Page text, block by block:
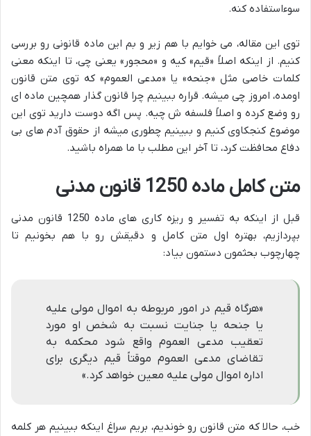
سوءاستفاده کنه.
توی این مقاله، می خوایم با هم زیر و بم این ماده قانونی رو بررسی
کنیم. از اینکه اصلاً «قیم» کیه و «محجور» یعنی چی، تا اینکه معنی
کلمات خاصی مثل «جنحه» یا «مدعی العموم» که توی متن قانون
اومده، امروز چی میشه. قراره ببینیم چرا قانون گذار همچین ماده ای
رو وضع کرده و اصلاً فلسفه ش چیه. پس اگه دوست دارید توی این
موضوع کنجکاوی کنیم و ببینیم چطوری میشه از حقوق آدم های بی
دفاع محافظت کرد، تا آخر این مطلب با ما همراه باشید.
متن کامل ماده 1250 قانون مدنی
قبل از اینکه به تفسیر و ریزه کاری های ماده 1250 قانون مدنی
بپردازیم، بهتره اول متن کامل و دقیقش رو با هم بخونیم تا
چهارچوب بحثمون دستمون بیاد:
«هرگاه قیم در امور مربوطه به اموال مولی علیه
یا جنحه یا جنایت نسبت به شخص او مورد
تعقیب مدعی العموم واقع شود محکمه به
تقاضای مدعی العموم موقتاً قیم دیگری برای
اداره اموال مولی علیه معین خواهد کرد.»
خب، حالا که متن قانون رو خوندیم، بریم سراغ اینکه ببینیم هر کلمه